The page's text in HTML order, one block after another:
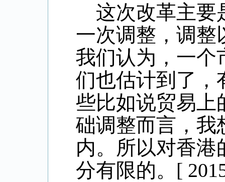
这次改革主要
一次调整，调整
我们认为，一个
们也估计到了，
些比如说贸易上
础调整而言，我
内。所以对香
分有限的。 [